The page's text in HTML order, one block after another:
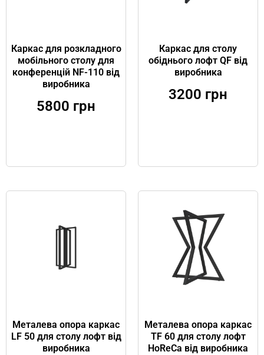
Каркас для розкладного
мобільного столу для
конференцій NF-110 від
виробника
5800 грн
Каркас для столу
обіднього лофт QF від
виробника
3200 грн
Металева опора каркас
LF 50 для столу лофт від
виробника
Металева опора каркас
TF 60 для столу лофт
HoReCa від виробника